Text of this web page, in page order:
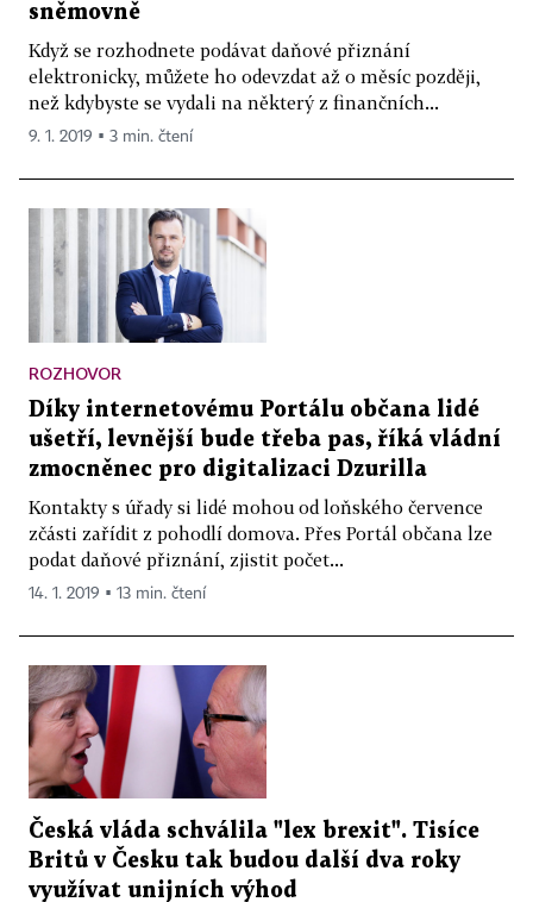
sněmovně
Když se rozhodnete podávat daňové přiznání
elektronicky, můžete ho odevzdat až o měsíc později,
než kdybyste se vydali na některý z finančních...
9. 1. 2019 ▪ 3 min. čtení
ROZHOVOR
Díky internetovému Portálu občana lidé
ušetří, levnější bude třeba pas, říká vládní
zmocněnec pro digitalizaci Dzurilla
Kontakty s úřady si lidé mohou od loňského července
zčásti zařídit z pohodlí domova. Přes Portál občana lze
podat daňové přiznání, zjistit počet...
14. 1. 2019 ▪ 13 min. čtení
Česká vláda schválila "lex brexit". Tisíce
Britů v Česku tak budou další dva roky
využívat unijních výhod